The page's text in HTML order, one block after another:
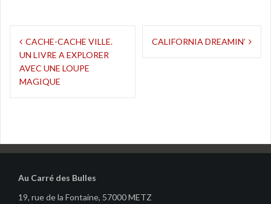
Navigation
de
l’article
CACHE-CACHE VILLE.
UN LIVRE A EXPLORER
AVEC UNE LOUPE
MAGIQUE
CALIFORNIA DREAMIN’
Au Carré des Bulles
19, rue de la Fontaine, 57000 METZ